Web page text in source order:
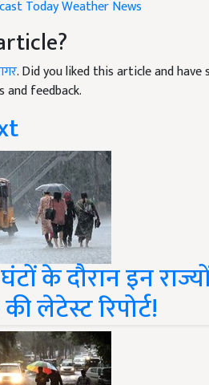
. Did you liked this article and
and feedback.
के दौरान इन
लेटेस्ट रिपोर्ट!